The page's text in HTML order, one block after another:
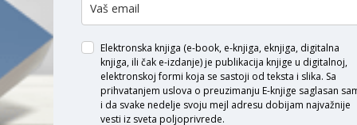
Elektronska knjiga (e-book, e-knjiga, eknjiga, digitalna
knjiga, ili čak e-izdanje) je publikacija knjige u digitalnoj,
elektronskoj formi koja se sastoji od teksta i slika. Sa
prihvatanjem uslova o preuzimanju E-knjige saglasan
i da svake nedelje svoju mejl adresu dobijam najvažnije
vesti iz sveta poljoprivrede.